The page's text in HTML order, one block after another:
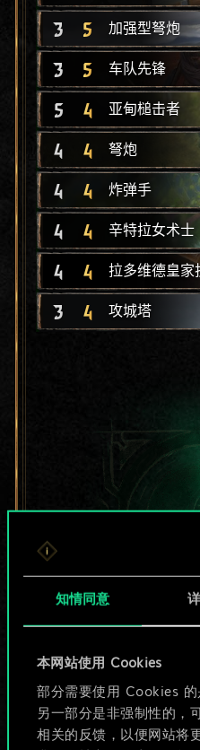
知情同意
本网站使用 Cookies
部分需要使用 Cookies 的
另一部分是非强制性的，
相关的反馈，以便网站将
3 5 加强型弩炮
3 5 车队先锋
5 4 亚甸槌击者
4 4 弩炮
4 4 炸弹手
4 4 辛特拉女术士
4 4 拉多维德皇家
3 4 攻城塔
目前只是
牌，但能